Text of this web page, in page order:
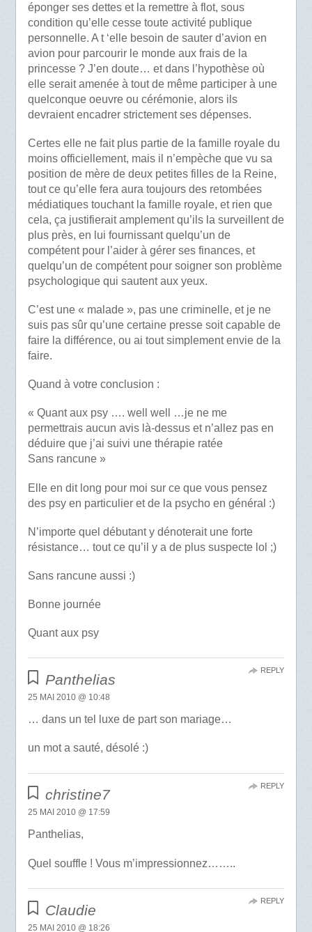
éponger ses dettes et la remettre à flot, sous
condition qu’elle cesse toute activité publique
personnelle. A t ‘elle besoin de sauter d’avion en
avion pour parcourir le monde aux frais de la
princesse ? J’en doute… et dans l’hypothèse où
elle serait amenée à tout de même participer à une
quelconque oeuvre ou cérémonie, alors ils
devraient encadrer strictement ses dépenses.
Certes elle ne fait plus partie de la famille royale du
moins officiellement, mais il n’empèche que vu sa
position de mère de deux petites filles de la Reine,
tout ce qu’elle fera aura toujours des retombées
médiatiques touchant la famille royale, et rien que
cela, ça justifierait amplement qu’ils la surveillent de
plus près, en lui fournissant quelqu’un de
compétent pour l’aider à gérer ses finances, et
quelqu’un de compétent pour soigner son problème
psychologique qui sautent aux yeux.
C’est une « malade », pas une criminelle, et je ne
suis pas sûr qu’une certaine presse soit capable de
faire la différence, ou ai tout simplement envie de la
faire.
Quand à votre conclusion :
« Quant aux psy …. well well …je ne me
permettrais aucun avis là-dessus et n’allez pas en
déduire que j’ai suivi une thérapie ratée
Sans rancune »
Elle en dit long pour moi sur ce que vous pensez
des psy en particulier et de la psycho en général :)
N’importe quel débutant y dénoterait une forte
résistance… tout ce qu’il y a de plus suspecte lol ;)
Sans rancune aussi :)
Bonne journée
Quant aux psy
Panthelias
25 MAI 2010 @ 10:48
… dans un tel luxe de part son mariage…
un mot a sauté, désolé :)
REPLY
christine7
25 MAI 2010 @ 17:59
Panthelias,
Quel souffle ! Vous m’impressionnez……..
REPLY
Claudie
25 MAI 2010 @ 18:26
REPLY